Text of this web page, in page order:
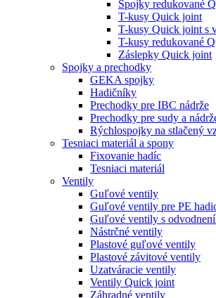
Spojky redukované
T-kusy Quick joint
T-kusy Quick joint s
T-kusy redukované
Záslepky Quick joint
Spojky a prechodky
GEKA spojky
Hadičníky
Prechodky pre IBC nádrže
Prechodky pre sudy a
Rýchlospojky na stlačený
Tesniaci materiál a spony
Fixovanie hadíc
Tesniaci materiál
Ventily
Guľové ventily
Guľové ventily pre PE
Guľové ventily s
Nástrčné ventily
Plastové guľové ventily
Plastové závitové ventily
Uzatváracie ventily
Ventily Quick joint
Záhradné ventily